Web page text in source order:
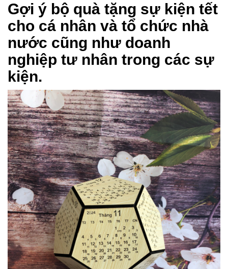
Gợi ý bộ quà tặng sự kiện tết
cho cá nhân và tổ chức nhà
nước cũng như doanh
nghiệp tư nhân trong các sự
kiện.